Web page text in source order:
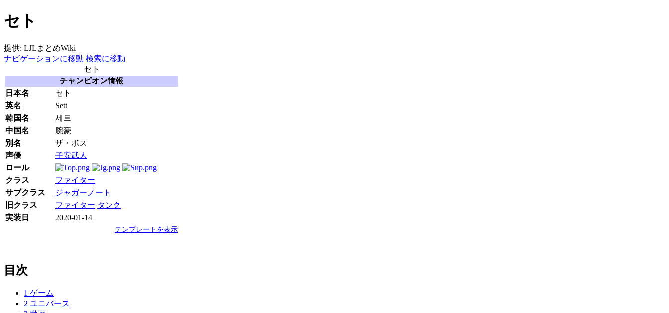
セト
提供: LJLまとめWiki
ナビゲーションに移動 検索に移動
セト
チャンピオン情報
日本名
セト
英名
Sett
韓国名
세트
中国名
腕豪
別名
ザ・ボス
声優
子安武人
ロール
クラス
ファイター
サブクラス
ジャガーノート
旧クラス
ファイター タンク
実装日
2020-01-14
テンプレートを表示
目次
1 ゲーム
2 ユニバース